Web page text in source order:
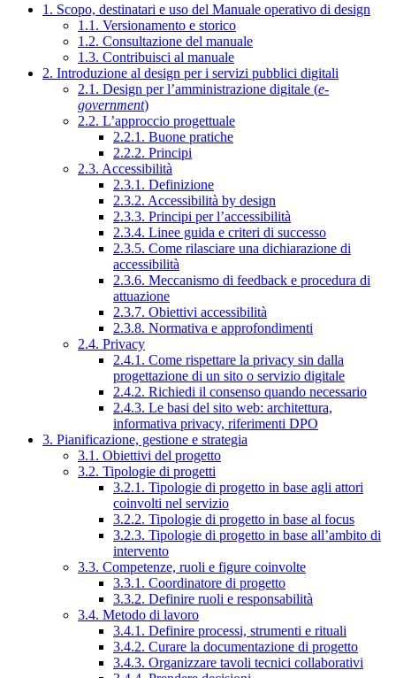
1. Scopo, destinatari e uso del Manuale operativo di design
1.1. Versionamento e storico
1.2. Consultazione del manuale
1.3. Contribuisci al manuale
2. Introduzione al design per i servizi pubblici digitali
2.1. Design per l’amministrazione digitale (e-
government)
2.2. L’approccio progettuale
2.2.1. Buone pratiche
2.2.2. Principi
2.3. Accessibilità
2.3.1. Definizione
2.3.2. Accessibilità by design
2.3.3. Principi per l’accessibilità
2.3.4. Linee guida e criteri di successo
2.3.5. Come rilasciare una dichiarazione di
accessibilità
2.3.6. Meccanismo di feedback e procedura di
attuazione
2.3.7. Obiettivi accessibilità
2.3.8. Normativa e approfondimenti
2.4. Privacy
2.4.1. Come rispettare la privacy sin dalla
progettazione di un sito o servizio digitale
2.4.2. Richiedi il consenso quando necessario
2.4.3. Le basi del sito web: architettura,
informativa privacy, riferimenti DPO
3. Pianificazione, gestione e strategia
3.1. Obiettivi del progetto
3.2. Tipologie di progetti
3.2.1. Tipologie di progetto in base agli attori
coinvolti nel servizio
3.2.2. Tipologie di progetto in base al focus
3.2.3. Tipologie di progetto in base all’ambito di
intervento
3.3. Competenze, ruoli e figure coinvolte
3.3.1. Coordinatore di progetto
3.3.2. Definire ruoli e responsabilità
3.4. Metodo di lavoro
3.4.1. Definire processi, strumenti e rituali
3.4.2. Curare la documentazione di progetto
3.4.3. Organizzare tavoli tecnici collaborativi